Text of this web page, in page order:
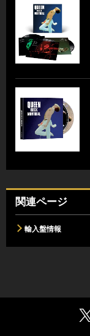
関連ページ
輸入盤情報